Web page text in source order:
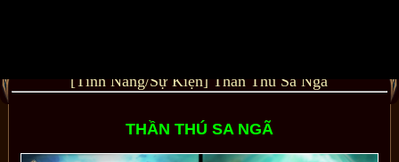
[Tính Năng/Sự Kiện] Thần Thú Sa Ngã
THẦN THÚ SA NGÃ